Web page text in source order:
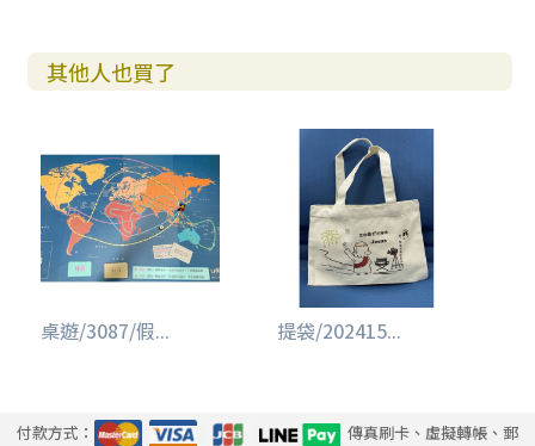
其他人也買了
桌遊/3087/假... 提袋/202415...
付款方式：
傳真刷卡、虛擬轉帳、郵